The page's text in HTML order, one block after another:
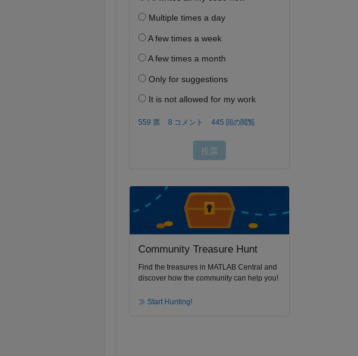
Community Treasure Hunt
Find the treasures in MATLAB Central and
discover how the community can help you!
Start Hunting!